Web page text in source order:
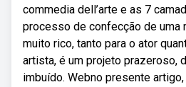
commedia dell’arte e as 7
processo de confecção de uma
muito rico, tanto para o ator
artista, é um projeto prazeroso,
imbuído. Webno presente